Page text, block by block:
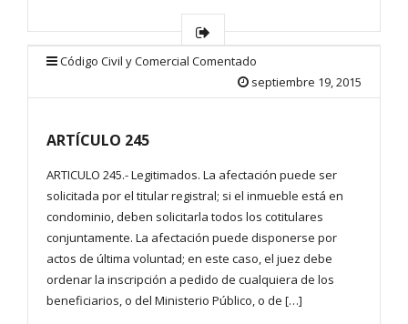
Código Civil y Comercial Comentado
septiembre 19, 2015
ARTÍCULO 245
ARTICULO 245.- Legitimados. La afectación puede ser
solicitada por el titular registral; si el inmueble está en
condominio, deben solicitarla todos los cotitulares
conjuntamente. La afectación puede disponerse por
actos de última voluntad; en este caso, el juez debe
ordenar la inscripción a pedido de cualquiera de los
beneficiarios, o del Ministerio Público, o de […]